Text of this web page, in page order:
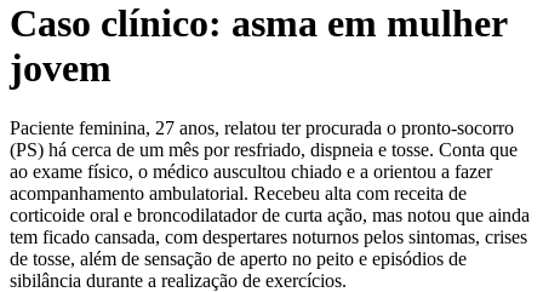
Caso clínico: asma em mulher
jovem
Paciente feminina, 27 anos, relatou ter procurada o pronto-socorro
(PS) há cerca de um mês por resfriado, dispneia e tosse. Conta que
ao exame físico, o médico auscultou chiado e a orientou a fazer
acompanhamento ambulatorial. Recebeu alta com receita de
corticoide oral e broncodilatador de curta ação, mas notou que ainda
tem ficado cansada, com despertares noturnos pelos sintomas, crises
de tosse, além de sensação de aperto no peito e episódios de
sibilância durante a realização de exercícios.